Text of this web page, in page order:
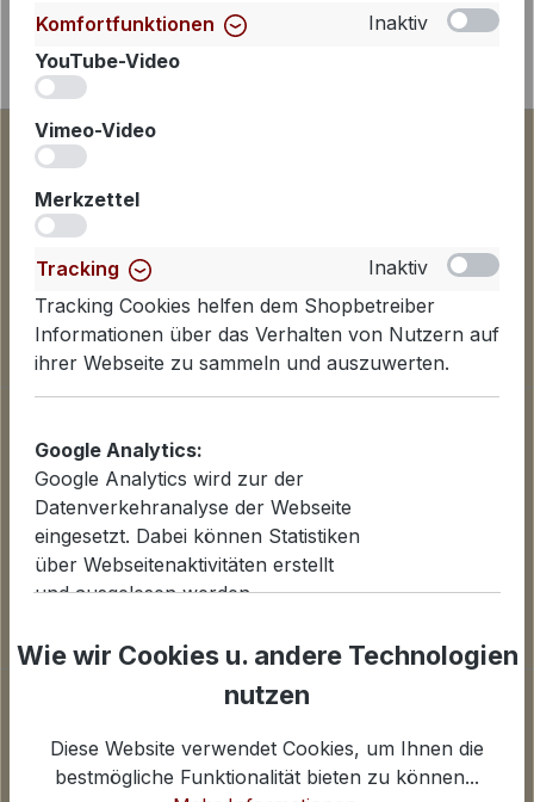
Datenschutzerklärung
Lieferinformationen
Zahlungsarten
AGB
Widerrufsbelehrung
Cookies einstellen
Kontakt und E-Mail
Anfahrt Ladengeschäfte
Komfortfunktionen
Inaktiv
YouTube-Video
Vimeo-Video
Merkzettel
Tracking
Inaktiv
Tracking Cookies helfen dem Shopbetreiber
Informationen über das Verhalten von Nutzern auf
ihrer Webseite zu sammeln und auszuwerten.
Google Analytics:
Google Analytics wird zur der
Datenverkehranalyse der Webseite
eingesetzt. Dabei können Statistiken
über Webseitenaktivitäten erstellt
und ausgelesen werden.
Statistiken
Inaktiv
Für Statistiken und Shop-Performance-Metriken
Wie wir Cookies u. andere Technologien
nutzen
Diese Website verwendet Cookies, um Ihnen die
bestmögliche Funktionalität bieten zu können...